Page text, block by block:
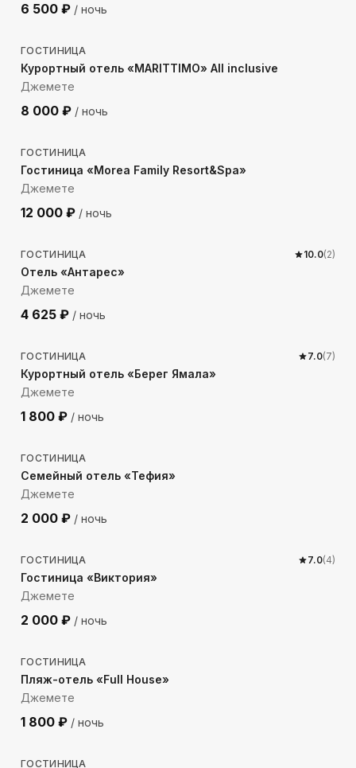
6 500 ₽ / ночь
539м до моря
ГОСТИНИЦА
Курортный отель «MARITTIMO» All inclusive
Джемете
8 000 ₽ / ночь
618 м до моря
ГОСТИНИЦА
Гостиница «Morea Family Resort&Spa»
Джемете
12 000 ₽ / ночь
229 м до моря
ГОСТИНИЦА 10.0(2)
Отель «Антарес»
Джемете
4 625 ₽ / ночь
391м до моря
ГОСТИНИЦА 7.0(7)
Курортный отель «Берег Ямала»
Джемете
1 800 ₽ / ночь
933м до моря
ГОСТИНИЦА
Семейный отель «Тефия»
Джемете
2 000 ₽ / ночь
214м до моря
ГОСТИНИЦА 7.0(4)
Гостиница «Виктория»
Джемете
2 000 ₽ / ночь
256м до моря
ГОСТИНИЦА
Пляж-отель «Full House»
Джемете
1 800 ₽ / ночь
194м до моря
ГОСТИНИЦА